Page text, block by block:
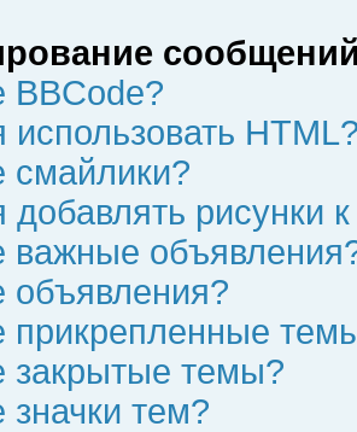
BBCode?
использовать
смайлики?
добавлять рисунки
важные
объявления?
прикрепленные
закрытые темы?
значки тем?